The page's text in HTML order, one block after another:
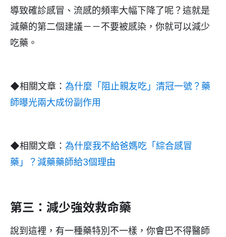
導致確診感冒、流感的頻率大幅下降了呢？這就是
減藥的第二個建議－－不要被感染，你就可以減少
吃藥。
◆相關文章： 為什麼「阻止親友吃」清冠一號？藥
師曝光兩大成份副作用
◆相關文章： 為什麼我不給爸媽吃「綜合感冒
藥」？減藥藥師給3個理由
第三：減少強效救命藥
說到這裡，有一種藥特別不一樣，你會巴不得醫師